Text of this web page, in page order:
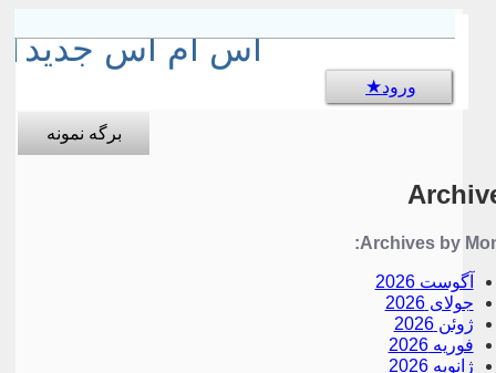
اس ام اس جدید
ورود
برگه نمونه
Archives by
آگوست 2026
جولای 2026
ژوئن 2026
فوریه 2026
ژانویه 2026